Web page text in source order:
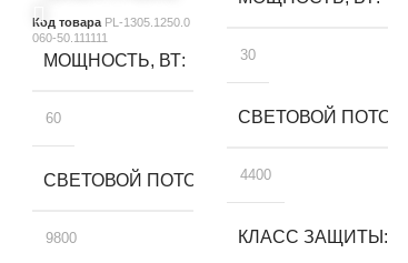
ЛМ
Код товара PL-1305.1250.0
060-50.111111
МОЩНОСТЬ, ВТ
60
СВЕТОВОЙ ПОТОК, ЛМ
9800
30
СВЕТОВОЙ
4400
КЛАСС ЗАЩИТЫ